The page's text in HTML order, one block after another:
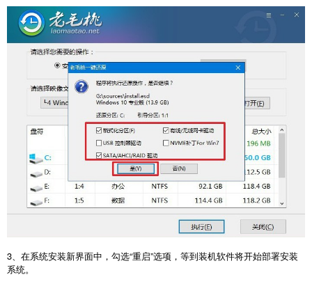
3、在系统安装新界面中，勾选“重启”选项，等到装机软件将开始部署安装
系统。